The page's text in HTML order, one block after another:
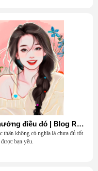
Nếu bạn độc thân, hãy cứ tận hưởng điều đó | Blog Radio 904
thân không có nghĩa là chưa đủ tốt
bạn yêu.